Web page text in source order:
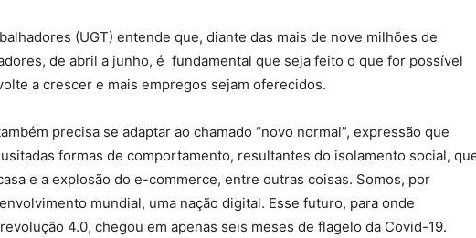
(UGT) entende que, diante das mais de nove milhões de
de abril a junho, é fundamental que seja feito o que for possível
a crescer e mais empregos sejam oferecidos.
precisa se adaptar ao chamado “novo normal”, expressão que
formas de comportamento, resultantes do isolamento social,
e a explosão do e-commerce, entre outras coisas. Somos, por
mundial, uma nação digital. Esse futuro, para onde
4.0, chegou em apenas seis meses de flagelo da Covid-19.